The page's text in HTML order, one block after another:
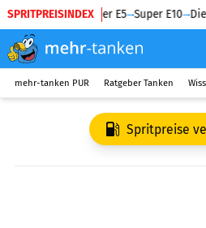
SPRITPREISINDEX
Diesel Super E5 Super E10
mehr-tanken PUR Ratgeber Tanken
Spritpreise